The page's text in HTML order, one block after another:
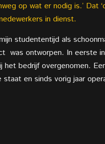
op wat er nodig is.’ Dat
in dienst.
studententijd als
was ontworpen. In eerste
bedrijf overgenomen.
en sinds vorig jaar